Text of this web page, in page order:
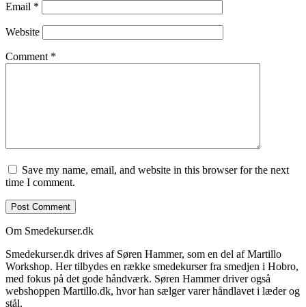
Email *
Website
Comment *
Save my name, email, and website in this browser for the next
time I comment.
Om Smedekurser.dk
Smedekurser.dk drives af Søren Hammer, som en del af Martillo
Workshop. Her tilbydes en række smedekurser fra smedjen i Hobro,
med fokus på det gode håndværk. Søren Hammer driver også
webshoppen Martillo.dk, hvor han sælger varer håndlavet i læder og
stål.